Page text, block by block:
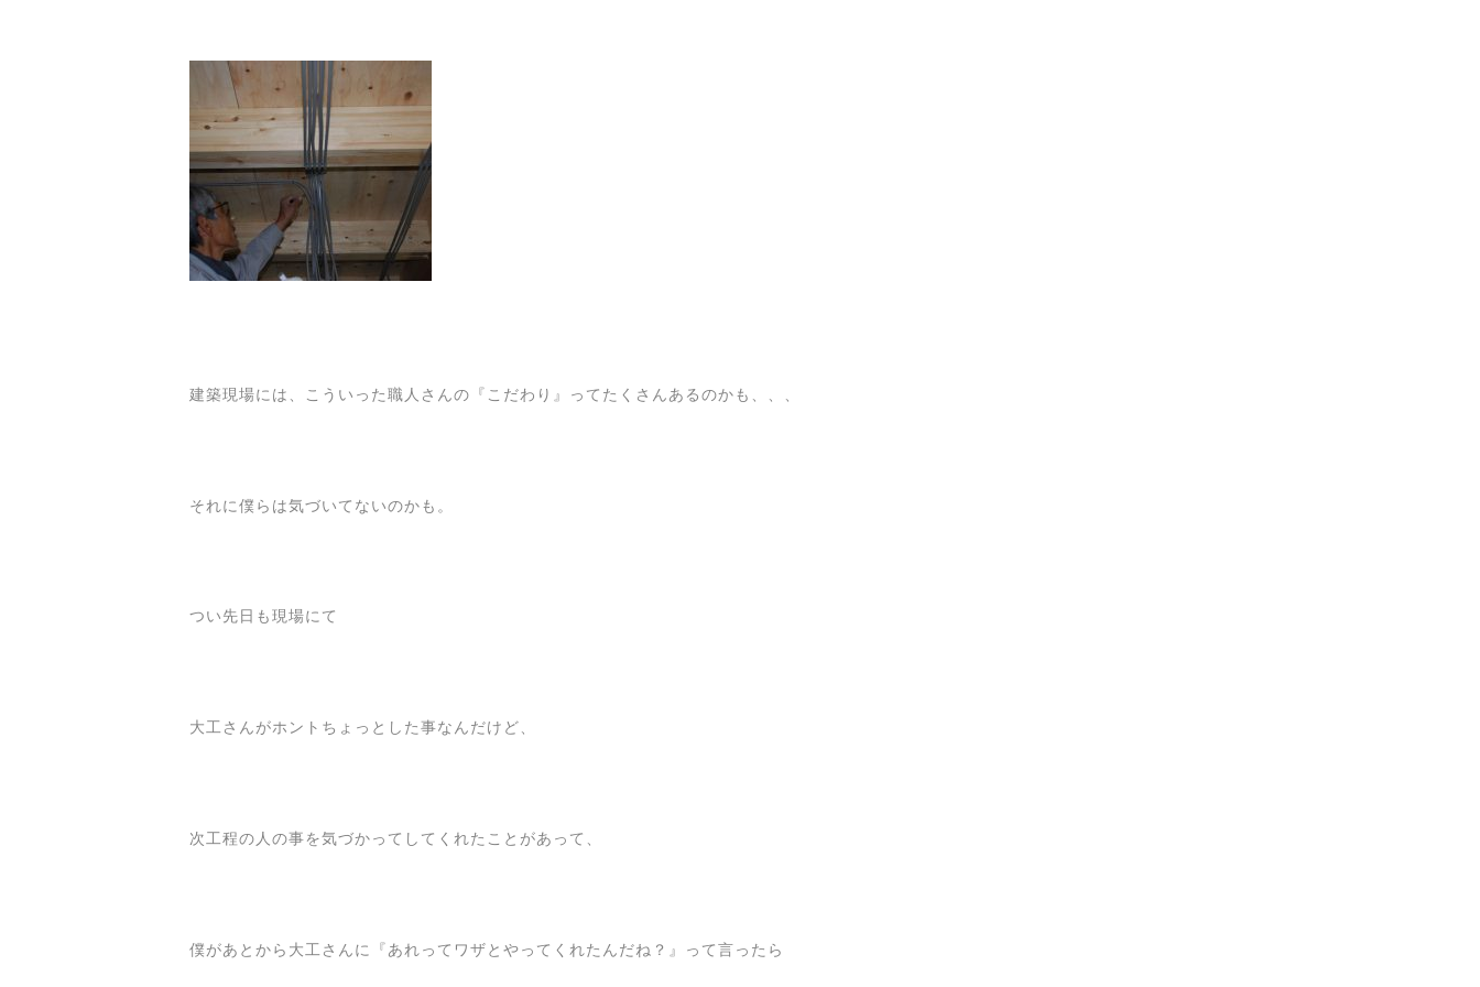
建築現場には、こういった職人さんの『こだわり』ってたくさんあるのかも、、、
それに僕らは気づいてないのかも。
つい先日も現場にて
大工さんがホントちょっとした事なんだけど、
次工程の人の事を気づかってしてくれたことがあって、
僕があとから大工さんに『あれってワザとやってくれたんだね？』って言ったら